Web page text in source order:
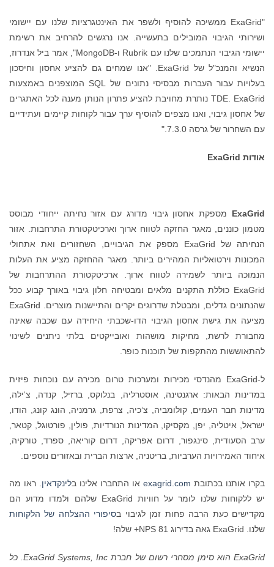
"ExaGrid ממשיכה להוסיף ולשפר את האינטגרציות שלנו עם יישומי
ושירותי הגיבוי המובילים בתעשייה. אנו נרגשים להרחיב את רשימת
יישומי הגיבוי הנתמכים שלנו עם Rubrik ו-MongoDB", אמר ביל אנדרוז,
הנשיא והמנכ"ל של ExaGrid. "אנו שמחים גם להציע אחסון וחיסכון
בעלויות עבור העברות מבסיסי נתונים של SQL המוצפנים באמצעות
TDE. ExaGrid נותרת מחויבת להציע פתרון הנותן מענה לכל האתגרים
של אחסון גיבוי, ואנו מצפים להוסיף ערך עבור לקוחות קיימים ועתידיים
עם השחרור של גרסה 7.3.0."
אודות ExaGrid
ExaGrid מספקת אחסון גיבוי מדורג עם אזור נחיתה ייחודי מבוסס
מטמון כוננים, מאגר החזקה לטווח ארוך וארכיטקטורת התרחבות. אזור
הנחיתה של ExaGrid מספק את הגיבויים, השחזורים ואת אתחולי
המכונות וירטואליות המהירים ביותר. מאגר ההחזקה מציע את העלות
הנמוכה ביותר לשמירה לטווח ארוך. ארכיטקטורת ההתרחבות של
ExaGrid כוללת התקנים מלאים ומבטיחה חלון גיבוי באורך קבוע ככל
שהנתונים גדלים, ומבטלת שדרוגים יקרים והתיישנות מוצרים. ExaGrid
מציעה את גישת אחסון הגיבוי הדו-שכבתי היחידה עם שכבה שאינה
מחבורת לרשת, מחיקות מושהות ואובייקטים בלתי ניתנים לשינוי
להתאוששות מהתקפות של תוכנות כופר.
ל-ExaGrid מהנדסי מכירות ומערכות טרום מכירה עם נוכחות פיזית
במדינות הבאות: ארגנטינה, אוסטרליה, בנלוקס, ברזיל, קנדה, צ‘ילה,
מדינות חבר העמים, קולומביה, צ‘כיה, צרפת, גרמניה, הונג קונג, הודו,
ישראל, איטליה, יפן, מקסיקו, המדינות הנורדיות, פולין, פורטוגל, קטאר,
ערב הסעודית, סינגפור, דרום אפריקה, דרום קוריאה, ספרד, טורקיה,
איחוד האמירויות הערביות, בריטניה, ארצות הברית ובאזורים נוספים.
בקרו אותנו בכתובת exagrid.com או התחברו אלינו בלינקדאין. ראו מה
יש ללקוחות שלנו לומר על חוויות ExaGrid שלהם ולמדו מדוע הם
מקדישים כעת הרבה פחות זמן לגיבוי בסיפורי ההצלחה של הלקוחות
שלנו. ExaGrid גאה בדירוג NPS 81+ שלה!
ExaGridהוא סימן מסחרי רשום של חברת ExaGrid Systems, Inc. כל